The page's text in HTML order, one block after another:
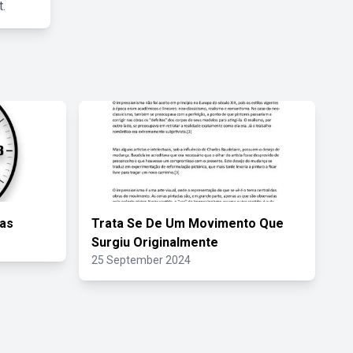
Trata Se De Um Movimento Que
Surgiu Originalmente
25 September 2024